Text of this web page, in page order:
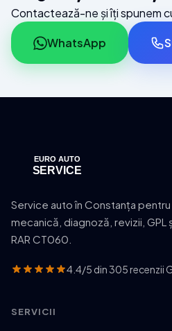
Contactează-ne și îți spunem
WhatsApp
Service auto în Constanța pentru
mecanică, diagnoză, revizii, GPL
RAR CT060.
4.4/5 din 305 recenzii
SERVICII